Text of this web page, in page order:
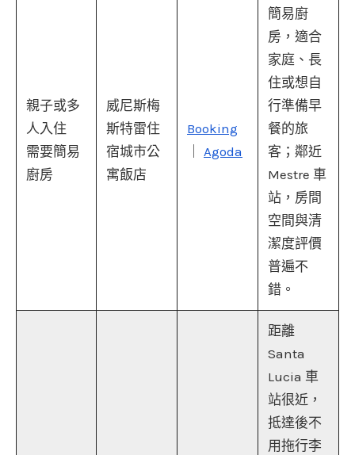
親子或多
人入住
需要簡易
廚房
威尼斯梅
斯特雷住
宿城市公
寓飯店
Booking
Agoda
簡易廚
房，適合
家庭、長
住或想自
行準備早
餐的旅
客；鄰近
Mestre 車
站，房間
空間與清
潔度評價
普遍不
錯。
距離
Santa
Lucia 車
站很近，
抵達後不
用拖行李